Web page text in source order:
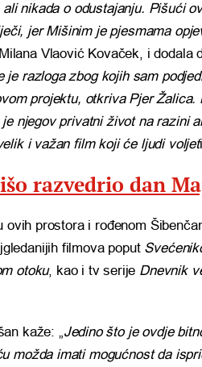
nikada o odustajanju. Pišući
jer Mišinim je pjesmama
Vlaović Kovaček, i dodala
je razloga zbog kojih sam
projektu, otkriva Pjer Žalica.
njegov privatni život na razini
i važan film koji će ljudi voljet
razvedrio dan
prostora i rođenom
filmova poput
otoku, kao i tv serije Dnevnik
kaže: „Jedino što je ovdje
možda imati mogućnost da